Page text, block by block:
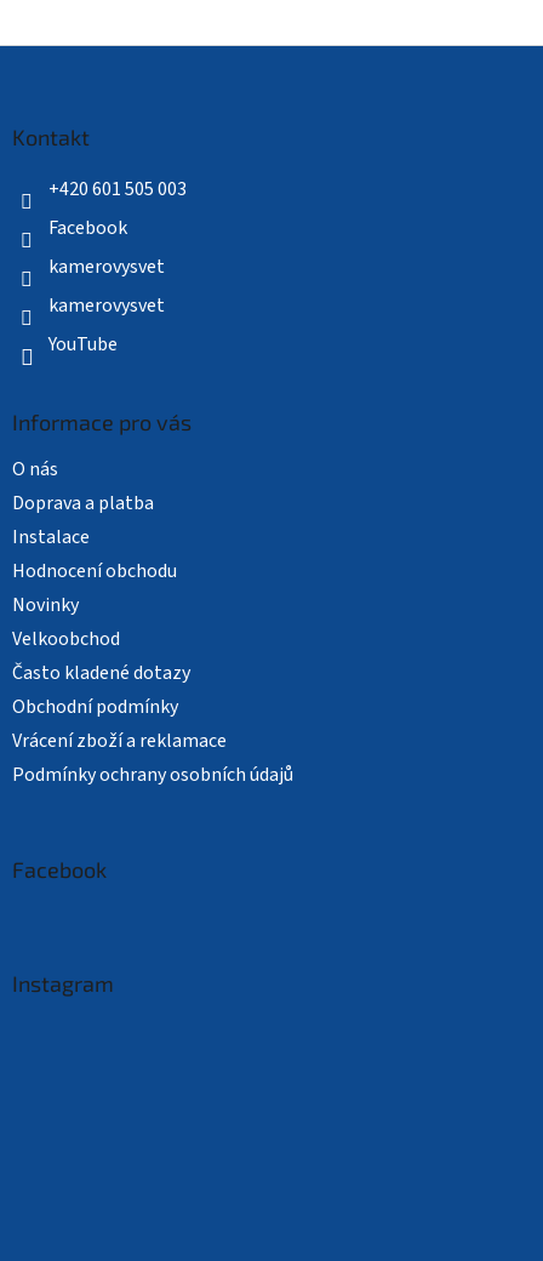
Kontakt
+420 601 505 003
Facebook
kamerovysvet
kamerovysvet
YouTube
Informace pro vás
O nás
Doprava a platba
Instalace
Hodnocení obchodu
Novinky
Velkoobchod
Často kladené dotazy
Obchodní podmínky
Vrácení zboží a reklamace
Podmínky ochrany osobních údajů
Facebook
Instagram